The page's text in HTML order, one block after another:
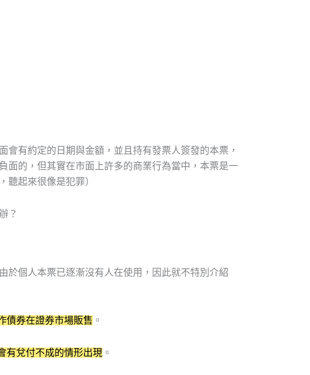
會有約定的日期與金額，並且持有發票人簽發的本票，
面的，但其實在市面上許多的商業行為當中，本票是一
聽起來很像是犯罪）
？
於個人本票已逐漸沒有人在使用，因此就不特別介紹
債券在證券市場販售 。
有兌付不成的情形出現 。